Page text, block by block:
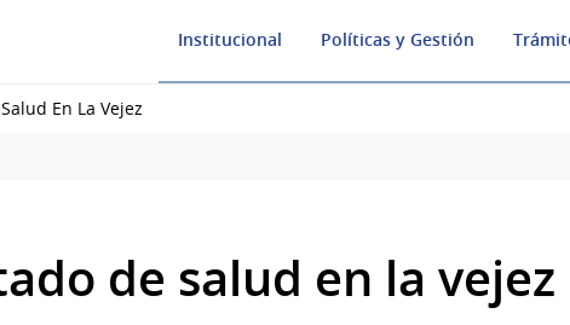
Institucional Políticas y Gestión
En La Vejez
de salud en la vejez